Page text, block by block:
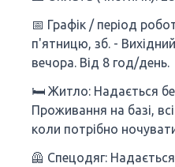
📅 Графік / період
п'ятницю, зб. -
вечора. Від 8 год/день.
🛏 Житло: Надається
Проживання на базі,
коли потрібно
🦺 Спецодяг: